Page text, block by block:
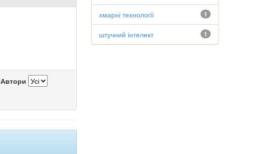
Автори
1
хмарні технології
1
штучний інтелект